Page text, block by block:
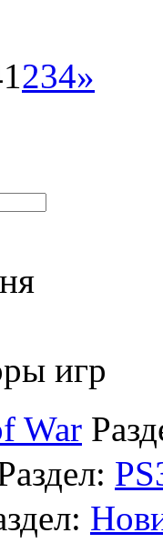
1234»
игр
War